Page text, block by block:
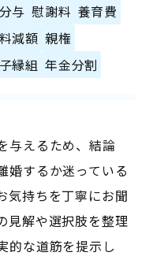
与 慰謝料 養育費
減額 親権
縁組 年金分割
与えるため、結論
婚するか迷っている
気持ちを丁寧にお聞
見解や選択肢を整理
的な道筋を提示し